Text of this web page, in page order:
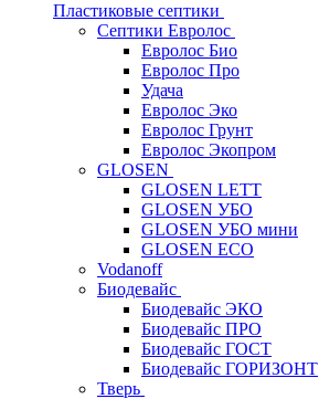
Пластиковые септики
Септики Евролос
Евролос Био
Евролос Про
Удача
Евролос Эко
Евролос Грунт
Евролос Экопром
GLOSEN
GLOSEN LETT
GLOSEN УБО
GLOSEN УБО мини
GLOSEN ECO
Vodanoff
Биодевайс
Биодевайс ЭКО
Биодевайс ПРО
Биодевайс ГОСТ
Биодевайс ГОРИЗОНТ
Тверь